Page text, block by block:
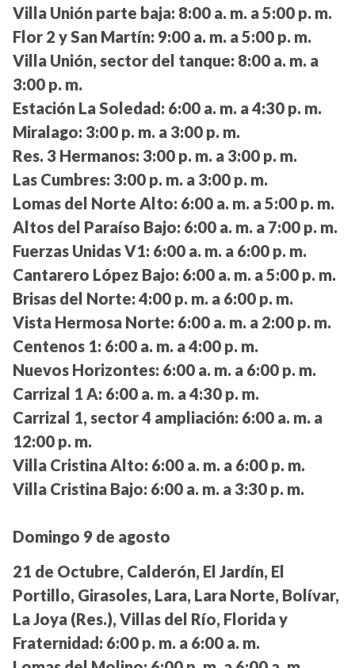
Villa Unión parte baja: 8:00 a. m. a 5:00 p. m.
Flor 2 y San Martín: 9:00 a. m. a 5:00 p. m.
Villa Unión, sector del tanque: 8:00 a. m. a
3:00 p. m.
Estación La Soledad: 6:00 a. m. a 4:30 p. m.
Miralago: 3:00 p. m. a 3:00 p. m.
Res. 3 Hermanos: 3:00 p. m. a 3:00 p. m.
Las Cumbres: 3:00 p. m. a 3:00 p. m.
Lomas del Norte Alto: 6:00 a. m. a 5:00 p. m.
Altos del Paraíso Bajo: 6:00 a. m. a 7:00 p. m.
Fuerzas Unidas V1: 6:00 a. m. a 6:00 p. m.
Cantarero López Bajo: 6:00 a. m. a 5:00 p. m.
Brisas del Norte: 4:00 p. m. a 6:00 p. m.
Vista Hermosa Norte: 6:00 a. m. a 2:00 p. m.
Centenos 1: 6:00 a. m. a 4:00 p. m.
Nuevos Horizontes: 6:00 a. m. a 6:00 p. m.
Carrizal 1 A: 6:00 a. m. a 4:30 p. m.
Carrizal 1, sector 4 ampliación: 6:00 a. m. a
12:00 p. m.
Villa Cristina Alto: 6:00 a. m. a 6:00 p. m.
Villa Cristina Bajo: 6:00 a. m. a 3:30 p. m.
Domingo 9 de agosto
21 de Octubre, Calderón, El Jardín, El
Portillo, Girasoles, Lara, Lara Norte, Bolívar,
La Joya (Res.), Villas del Río, Florida y
Fraternidad: 6:00 p. m. a 6:00 a. m.